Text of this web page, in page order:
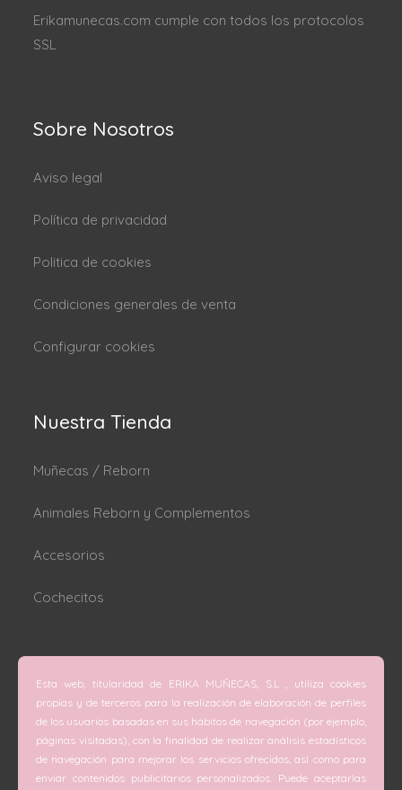
Erikamunecas.com cumple con todos los protocolos
SSL
Sobre Nosotros
Aviso legal
Política de privacidad
Politica de cookies
Condiciones generales de venta
Configurar cookies
Nuestra Tienda
Muñecas / Reborn
Animales Reborn y Complementos
Accesorios
Cochecitos
C/ San Vicente Mártir nº 74 (Valencia).
C/ Doctor Melis nº 6 (Grao de Gandía).
Teléfono
Esta web, titularidad de ERIKA MUÑECAS, S.L , utiliza cookies
propias y de terceros para la realización de elaboración de perfiles
de los usuarios basadas en sus hábitos de navegación (por ejemplo,
páginas visitadas), con la finalidad de realizar análisis estadísticos
de navegación para mejorar los servicios ofrecidos, así como para
enviar contenidos publicitarios personalizados. Puede aceptarlas